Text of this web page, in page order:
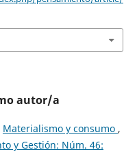
autor/a
Materialismo y consumo ,
y Gestión: Núm. 46: